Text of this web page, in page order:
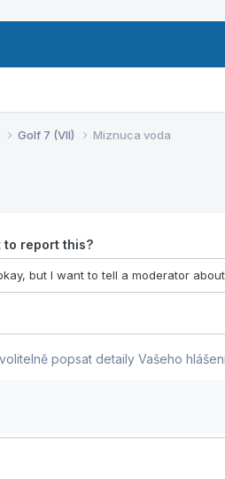
Golf 7 (VII) Miznuca voda
to report this?
popsat detaily Vašeho